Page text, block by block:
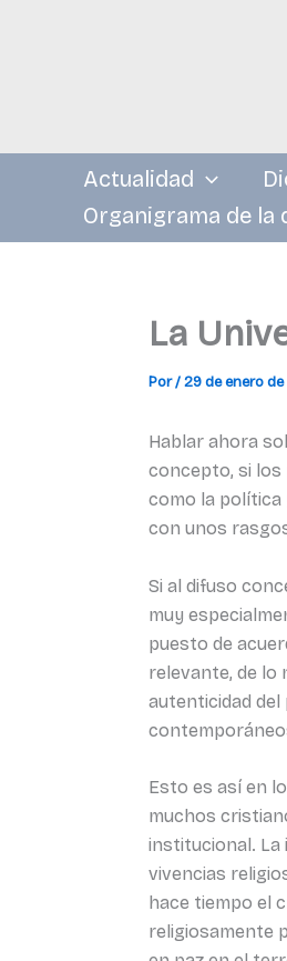
Actualidad
Organigrama de la
La
Por/29 de enero
Hablar ahora
concepto, si los
como la política
con unos
Si al difuso
muy
puesto de
relevante, de lo
autenticidad
Esto es así en
muchos
institucional. La
vivencias
hace tiempo el
religiosamente